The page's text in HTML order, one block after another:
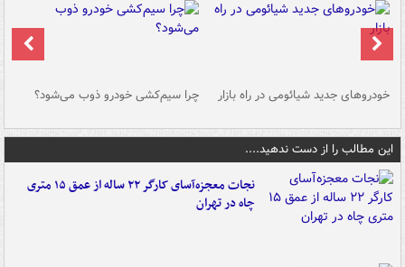
خودروهای جدید شیائومی در راه بازار چرا سیم‌کشی خودرو ذوب می‌شود؟
این مطالب را از دست ندهید....
نجات معجزه‌آسای کارگر ۲۲ ساله از عمق ۱۵ متری
چاه در تهران